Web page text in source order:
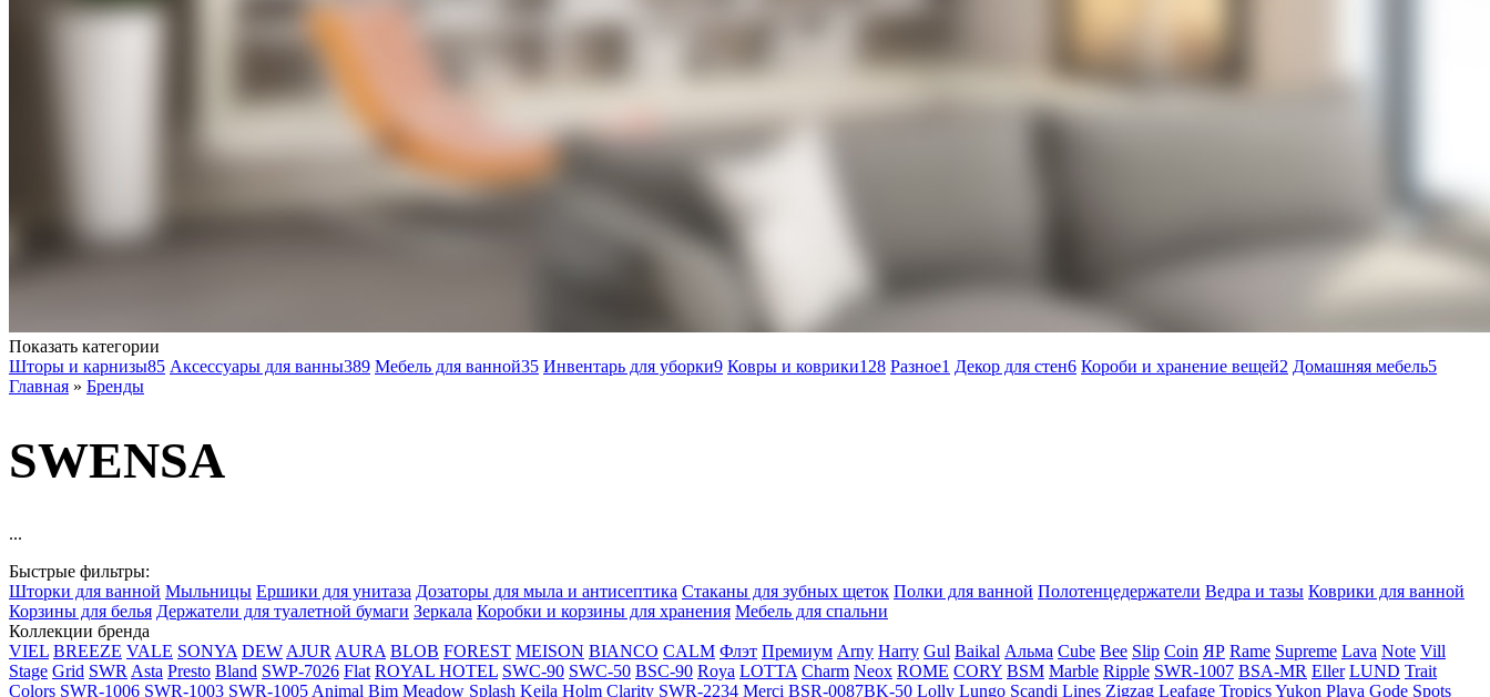
Показать категории
Шторы и карнизы85 Аксессуары для ванны389 Мебель для ванной35 Инвентарь для уборки9 Ковры и коврики128 Разное1 Декор для стен6 Короби и хранение вещей2 Домашняя мебель5
Главная » Бренды
SWENSA
...
Быстрые фильтры:
Шторки для ванной Мыльницы Ершики для унитаза Дозаторы для мыла и антисептика Стаканы для зубных щеток Полки для ванной Полотенцедержатели Ведра и тазы Коврики для ванной
Корзины для белья Держатели для туалетной бумаги Зеркала Коробки и корзины для хранения Мебель для спальни
Коллекции бренда
VIEL BREEZE VALE SONYA DEW AJUR AURA BLOB FOREST MEISON BIANCO CALM Флэт Премиум Arny Harry Gul Baikal Альма Cube Bee Slip Coin ЯР Rame Supreme Lava Note Vill
Stage Grid SWR Asta Presto Bland SWP-7026 Flat ROYAL HOTEL SWC-90 SWC-50 BSC-90 Roya LOTTA Charm Neox ROME CORY BSM Marble Ripple SWR-1007 BSA-MR Eller LUND Trait
Colors SWR-1006 SWR-1003 SWR-1005 Animal Bim Meadow Splash Keila Holm Clarity SWR-2234 Merci BSR-0087BK-50 Lolly Lungo Scandi Lines Zigzag Leafage TropicsYukon Playa Gode Spots